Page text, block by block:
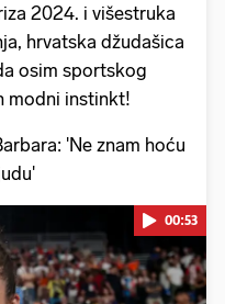
2024. i višestruka
hrvatska džudašica
osim sportskog
modni instinkt!
'Ne znam hoću
00:53